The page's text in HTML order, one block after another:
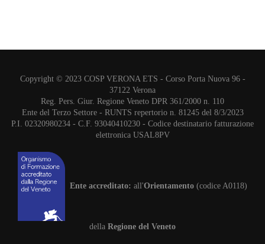
Copyright © 2023 COSP VERONA ETS - Corso Porta Nuova 96 -
37122 Verona
Reg. Pers. Giur. Regione Veneto DPR 361/2000 n. 110
Ente del Terzo Settore - RUNTS repertorio n. 81245 del 8/3/2023
P.I. 02320980234 - C.F. 93040410230 - Codice destinatario fatturazione
elettronica USAL8PV
Ente accreditato: all'Orientamento (codice A0118)
della Regione del Veneto